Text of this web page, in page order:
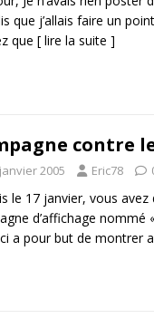
que j’allais faire un
que [ lire la suite ]
contre
2005 Eric78
le 17 janvier, vous
d’affichage nommé
a pour but de montrer